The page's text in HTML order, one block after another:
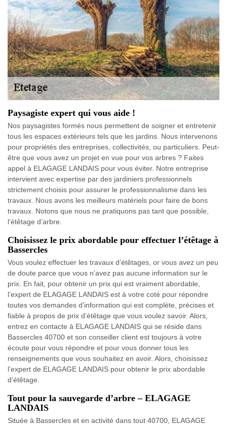
Paysagiste expert qui vous aide !
Nos paysagistes formés nous permettent de soigner et entretenir
tous les espaces extérieurs tels que les jardins. Nous intervenons
pour propriétés des entreprises, collectivités, ou particuliers. Peut-
être que vous avez un projet en vue pour vos arbres ? Faites
appel à ELAGAGE LANDAIS pour vous éviter. Notre entreprise
intervient avec expertise par des jardiniers professionnels
strictement choisis pour assurer le professionnalisme dans les
travaux. Nous avons les meilleurs matériels pour faire de bons
travaux. Notons que nous ne pratiquons pas tant que possible,
l’étêtage d’arbre.
Choisissez le prix abordable pour effectuer l’étêtage à
Bassercles
Vous voulez effectuer les travaux d’étêtages, or vous avez un peu
de doute parce que vous n’avez pas aucune information sur le
prix. En fait, pour obtenir un prix qui est vraiment abordable,
l’expert de ELAGAGE LANDAIS est à votre coté pour répondre
toutes vos demandes d’information qui est complète, précises et
fiable à propos de prix d’étêtage que vous voulez savoir. Alors,
entrez en contacte à ELAGAGE LANDAIS qui se réside dans
Bassercles 40700 et son conseiller client est toujours à votre
écoute pour vous répondre et pour vous donner tous les
renseignements que vous souhaitez en avoir. Alors, choisissez
l’expert de ELAGAGE LANDAIS pour obtenir le prix abordable
d’étêtage.
Tout pour la sauvegarde d’arbre – ELAGAGE
LANDAIS
Située à Bassercles et en activité dans tout 40700, ELAGAGE